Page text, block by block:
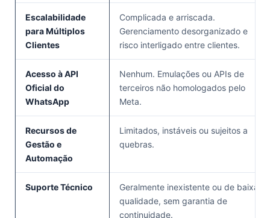
Escalabilidade
para Múltiplos
Clientes
Complicada e arriscada.
Gerenciamento desorganizado e
risco interligado entre clientes.
Acesso à API
Oficial do
WhatsApp
Nenhum. Emulações ou APIs de
terceiros não homologados pelo
Meta.
Recursos de
Gestão e
Automação
Limitados, instáveis ou sujeitos a
quebras.
Suporte Técnico
Geralmente inexistente ou de baixa
qualidade, sem garantia de
continuidade.